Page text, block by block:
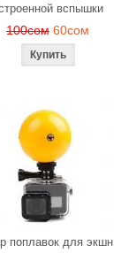
вспышки
100сом 60сом
поплавок для экшн